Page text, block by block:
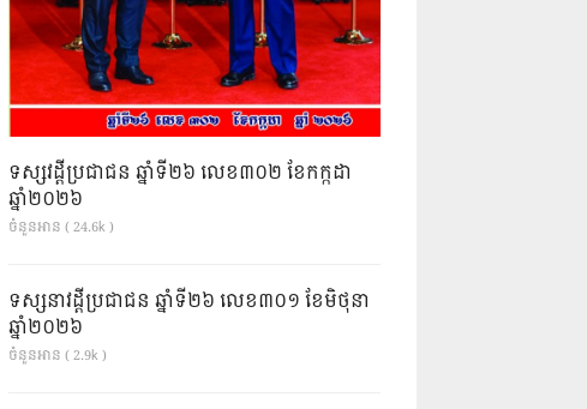
ទស្សវដ្តីប្រជាជន ឆ្នាំទី២៦ លេខ៣០២ ខែកក្កដា
ឆ្នាំ២០២៦
ចំនួនអាន ( 24.6k )
ទស្សនាវដ្ដីប្រជាជន ឆ្នាំទី២៦ លេខ៣០១ ខែមិថុនា
ឆ្នាំ២០២៦
ចំនួនអាន ( 2.9k )